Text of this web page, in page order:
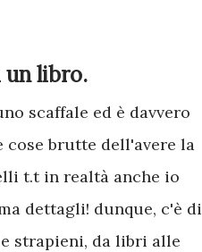
un libro.
scaffale ed è davvero
brutte dell'avere la
t.t in realtà anche io
dettagli! dunque, c'è di
strapieni, da libri alle